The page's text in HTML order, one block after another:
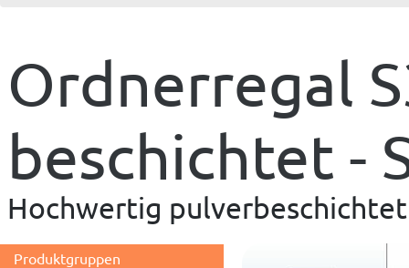
Ordnerregal
beschichtet -
Hochwertig
Produktgruppen